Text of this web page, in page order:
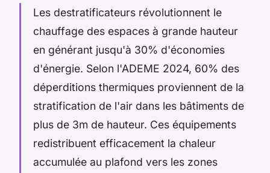
Les destratificateurs révolutionnent le
chauffage des espaces à grande hauteur
en générant jusqu'à 30% d'économies
d'énergie. Selon l'ADEME 2024, 60% des
déperditions thermiques proviennent de la
stratification de l'air dans les bâtiments de
plus de 3m de hauteur. Ces équipements
redistribuent efficacement la chaleur
accumulée au plafond vers les zones